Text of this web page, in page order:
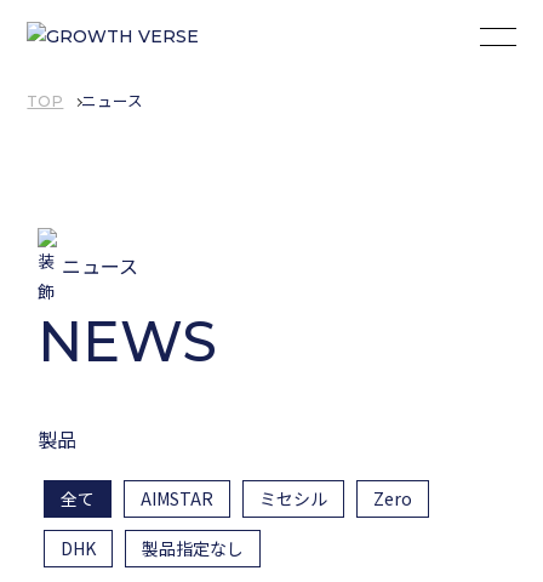
TOP ニュース
ニュース
NEWS
製品
全て AIMSTAR ミセシル Zero
DHK 製品指定なし